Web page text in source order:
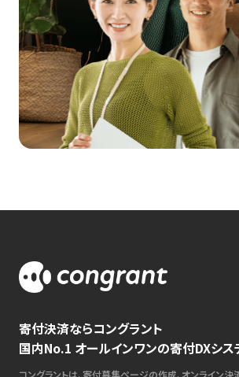
寄付決済ならコングラント
国内No.1 オールインワンの寄付DXシス
コングラントは、寄付募集ページの作成、オンライン決